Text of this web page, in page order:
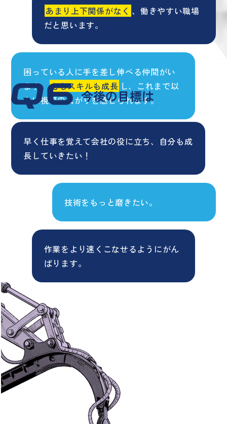
あまり上下関係がなく 、働きやすい職場
だと思います。
困っている人に手を差し伸べる仲間がい
ます。心もスキルも成長 し、これまで以
上に視野の広がりを感じられます。
今後の目標は
早く仕事を覚えて会社の役に立ち、自分も成
長していきたい！
技術をもっと磨きたい。
作業をより速くこなせるようにがん
ばります。